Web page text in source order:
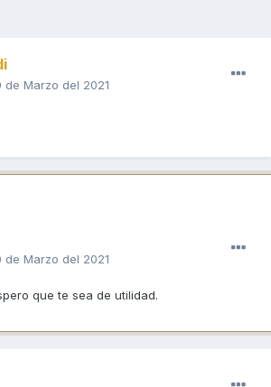
de Marzo del 2021
de Marzo del 2021
que te sea de utilidad.